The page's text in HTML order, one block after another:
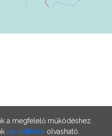
a megfelelő működéshez.
ide kattintva olvasható.